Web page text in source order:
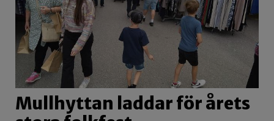
Mullhyttan laddar för årets